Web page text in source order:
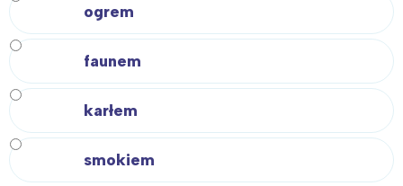
ogrem
faunem
karłem
smokiem